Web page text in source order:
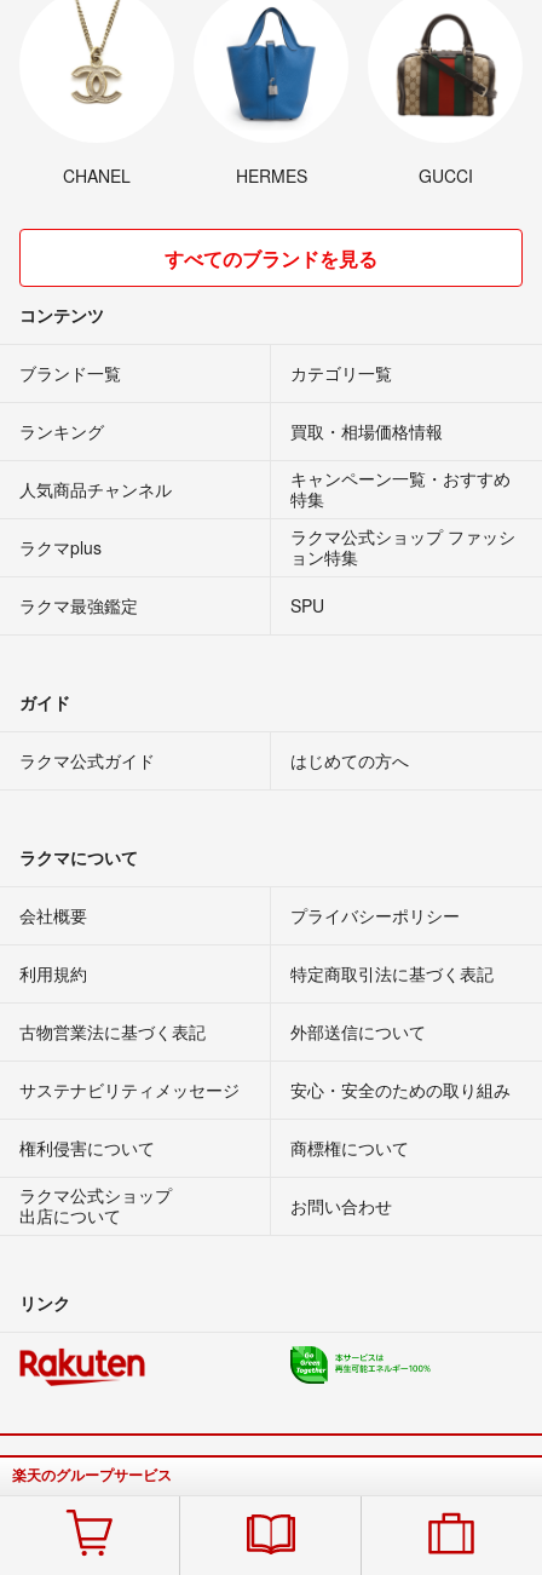
CHANEL HERMES GUCCI
すべてのブランドを見る
コンテンツ
ブランド一覧 カテゴリ一覧
ランキング 買取・相場価格情報
人気商品チャンネル
キャンペーン一覧・おすすめ
特集
ラクマplus
ラクマ公式ショップ ファッシ
ョン特集
ラクマ最強鑑定
SPU
ガイド
ラクマ公式ガイド はじめての方へ
ラクマについて
会社概要 プライバシーポリシー
利用規約 特定商取引法に基づく表記
古物営業法に基づく表記 外部送信について
サステナビリティメッセージ 安心・安全のための取り組み
権利侵害について
商標権について
ラクマ公式ショップ
出店について
お問い合わせ
リンク
楽天のグループサービス